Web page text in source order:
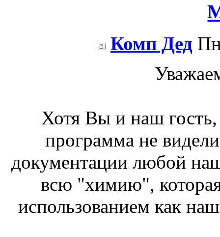
Комп Дед
Хотя Вы и наш гость,
программа не
документации любой
всю "химию",
использованием как